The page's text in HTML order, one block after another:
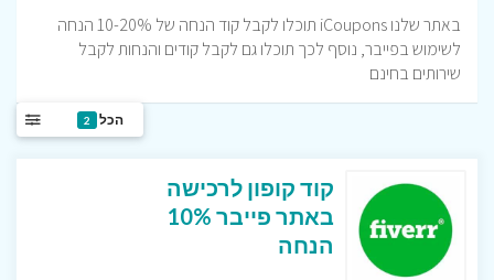
באתר שלנו iCoupons תוכלו לקבל קוד הנחה של 10-20% הנחה
לשימוש בפייבר, נוסף לכך תוכלו גם לקבל קודים והנחות לקבל
שירותים בחינם
הכל 2
קוד קופון לרכישה
באתר פייבר 10%
הנחה